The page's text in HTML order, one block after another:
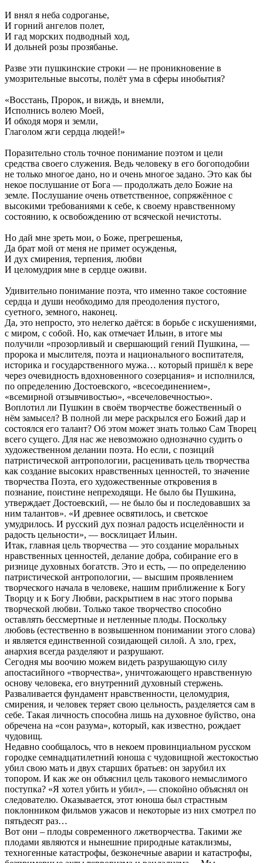
И внял я неба содроганье,
И горний ангелов полет,
И гад морских подводный ход,
И дольней розы прозябанье.
Разве эти пушкинские строки — не проникновение в
умозрительные высоты, полёт ума в сферы инобытия?
«Восстань, Пророк, и виждь, и внемли,
Исполнись волею Моей,
И обходя моря и земли,
Глаголом жги сердца людей!»
Поразительно столь точное понимание поэтом и цели
средства своего служения. Ведь человеку в его богоподобии
не только многое дано, но и очень многое задано. Это как бы
некое послушание от Бога — продолжать дело Божие на
земле. Послушание очень ответственное, сопряжённое с
высокими требованиями к себе, к своему нравственному
состоянию, к освобождению от всяческой нечистоты.
Но дай мне зреть мои, о Боже, прегрешенья,
Да брат мой от меня не примет осужденья,
И дух смирения, терпения, любви
И целомудрия мне в сердце оживи.
Удивительно понимание поэта, что именно такое состояние
сердца и души необходимо для преодоления пустого,
суетного, земного, наконец.
Да, это непросто, это нелегко даётся: в борьбе с искушениями,
с миром, с собой. Но, как отмечает Ильин, в итоге мы
получили «прозорливый и свершающий гений Пушкина, —
пророка и мыслителя, поэта и национального воспитателя,
историка и государственного мужа… который пришёл к вере
через очевидность вдохновенного созерцания» и исполнился,
по определению Достоевского, «всесоединением»,
«всемирной отзывчивостью», «всечеловечностью».
Воплотил ли Пушкин в своём творчестве божественный о
нём замысел? В полной ли мере раскрылся его Божий дар и
состоялся его талант? Об этом может знать только Сам Творец
всего сущего. Для нас же невозможно однозначно судить о
художественном делании поэта. Но если, с позиций
патристической антропологии, расценивать цель творчества
как создание высоких нравственных ценностей, то значение
творчества Поэта, его художественные откровения в
познание, поистине непреходящи. Не было бы Пушкина,
утверждает Достоевский, — не было бы и последовавших за
ним талантов». «И древнее освятилось, и светское
умудрилось. И русский дух познал радость исцелённости и
радость цельности», — восклицает Ильин.
Итак, главная цель творчества — это создание моральных
нравственных ценностей, делание добра, собирание его в
ризнице духовных богатств. Это и есть, — по определению
патристической антропологии, — высшим проявлением
творческого начала в человеке, нашим приближение к Богу
Творцу и к Богу Любви, раскрытием в нас этого порыва
творческой любви. Только такое творчество способно
оставлять бессмертные и нетленные плоды. Поскольку
любовь (естественно в возвышенном понимании этого слова)
и является единственной созидающей силой. А зло, грех,
анархия всегда разделяют и разрушают.
Сегодня мы воочию можем видеть разрушающую силу
апостасийного «творчества», уничтожающего нравственную
основу человека, его внутренний духовный стержень.
Разваливается фундамент нравственности, целомудрия,
смирения, и человек теряет свою цельность, разделяется сам в
себе. Такая личность способна лишь на духовное буйство, она
обречена на «сон разума», который, как известно, рождает
чудовищ.
Недавно сообщалось, что в некоем провинциальном русском
городке семнадцатилетний юноша с чудовищной жестокостью
убил свою мать и двух старших братьев: он зарубил их
топором. И как же он объяснил цель такового немыслимого
поступка? «Я хотел убить и убил», — спокойно объяснял он
следователю. Оказывается, этот юноша был страстным
поклонником фильмов ужасов и некоторые из них смотрел по
пятьдесят раз…
Вот они – плоды современного лжетворчества. Такими же
плодами являются и нынешние природные катаклизмы,
техногенные катастрофы, безконечные аварии и катастрофы,